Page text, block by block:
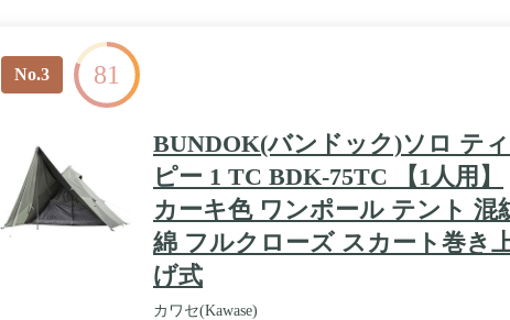
No.3 81
BUNDOK(バンドック)ソロ ティ
ピー 1 TC BDK-75TC 【1人用】
カーキ色 ワンポール テント 混
綿 フルクローズ スカート巻き
げ式
カワセ(Kawase)